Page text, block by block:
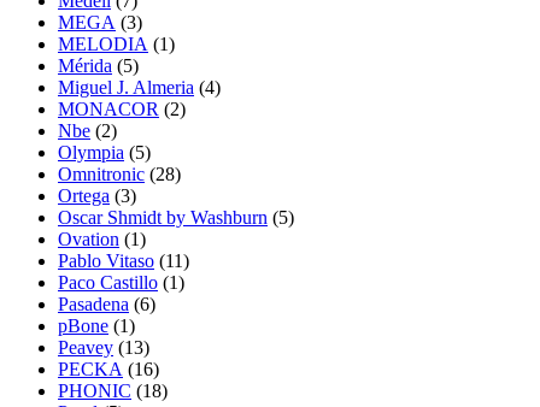
MEGA (3)
MELODIA (1)
Mérida (5)
Miguel J. Almeria (4)
MONACOR (2)
Nbe (2)
Olympia (5)
Omnitronic (28)
Ortega (3)
Oscar Shmidt by Washburn (5)
Ovation (1)
Pablo Vitaso (11)
Paco Castillo (1)
Pasadena (6)
pBone (1)
Peavey (13)
PECKA (16)
PHONIC (18)